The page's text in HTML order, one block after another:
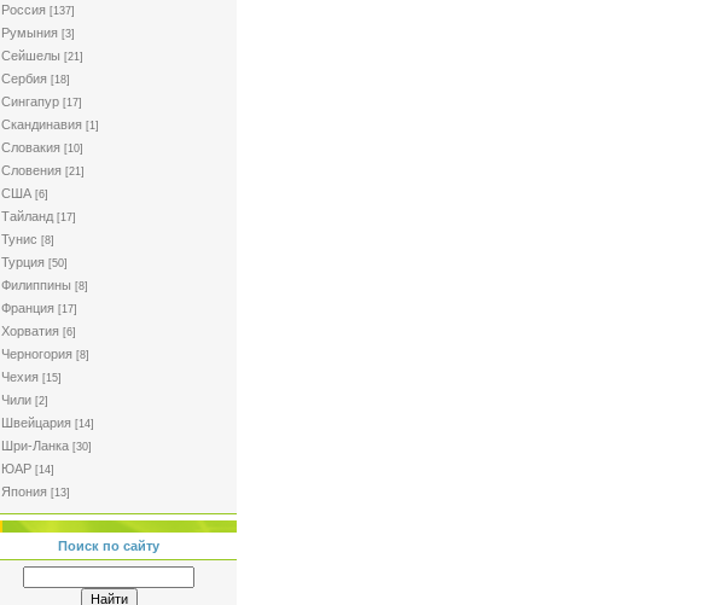
Россия [137]
Румыния [3]
Сейшелы [21]
Сербия [18]
Сингапур [17]
Скандинавия [1]
Словакия [10]
Словения [21]
США [6]
Тайланд [17]
Тунис [8]
Турция [50]
Филиппины [8]
Франция [17]
Хорватия [6]
Черногория [8]
Чехия [15]
Чили [2]
Швейцария [14]
Шри-Ланка [30]
ЮАР [14]
Япония [13]
Поиск по сайту